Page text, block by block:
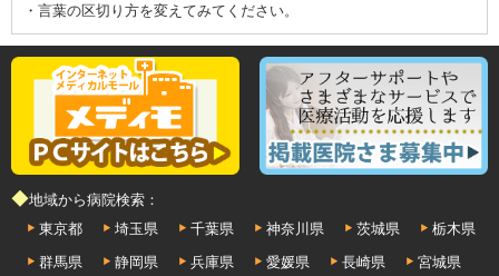
・言葉の区切り方を変えてみてください。
◆地域から病院検索：
東京都
埼玉県 千葉県 神奈川県 茨城県
栃木県
群馬県
静岡県 兵庫県 愛媛県 長崎県
宮城県